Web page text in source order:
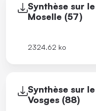
Synthèse sur
Moselle (57)
2324.62 ko
Synthèse sur
Vosges (88)